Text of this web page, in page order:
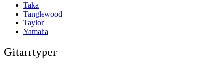
Taka
Tanglewood
Taylor
Yamaha
Gitarrtyper